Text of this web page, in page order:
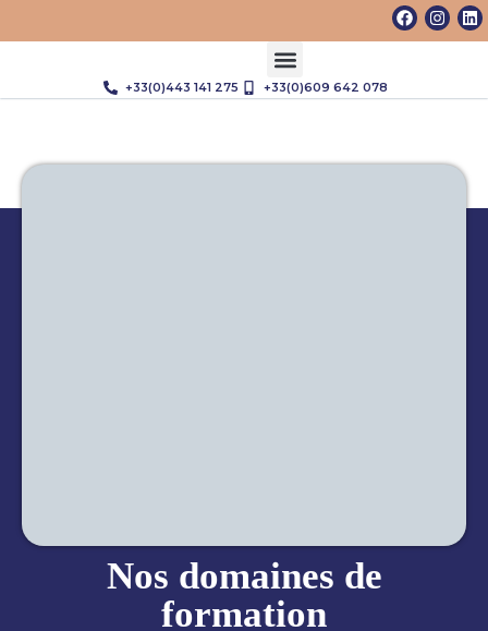
+33(0)443 141 275 +33(0)609 642 078
Nos domaines de
formation